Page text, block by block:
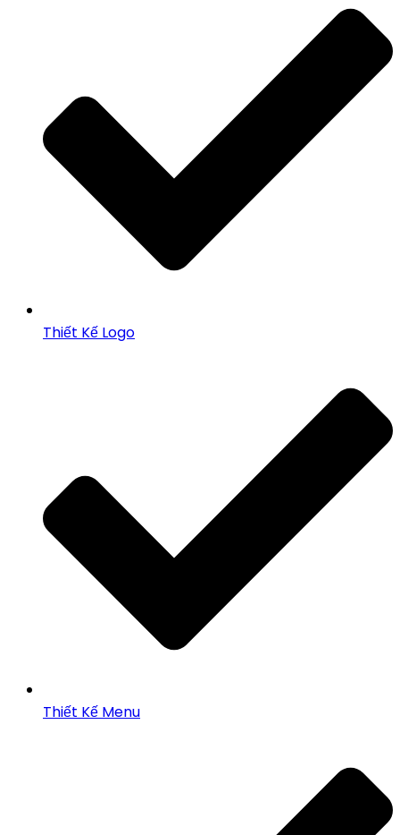
Thiết Kế Logo
Thiết Kế Menu